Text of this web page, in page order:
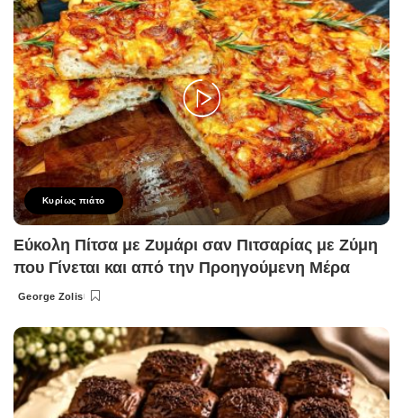
Κυρίως πιάτο
Εύκολη Πίτσα με Ζυμάρι σαν Πιτσαρίας με Ζύμη
που Γίνεται και από την Προηγούμενη Μέρα
Posted
George Zolis